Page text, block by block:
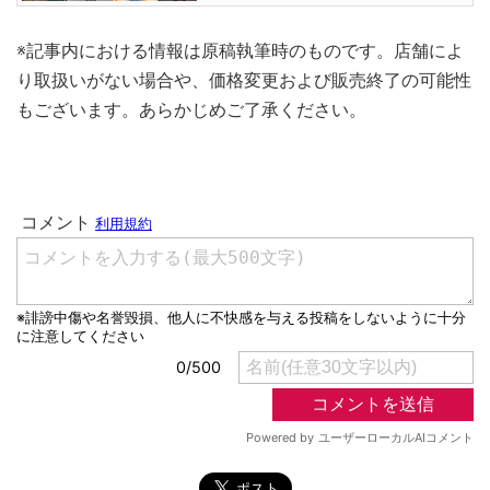
※記事内における情報は原稿執筆時のものです。店舗によ
り取扱いがない場合や、価格変更および販売終了の可能性
もございます。あらかじめご了承ください。